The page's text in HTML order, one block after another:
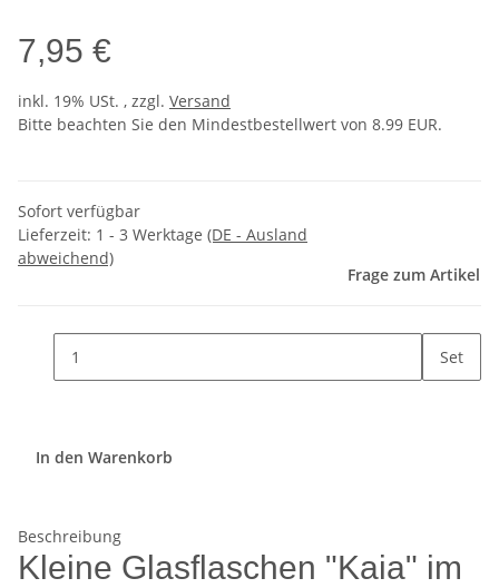
7,95 €
inkl. 19% USt. , zzgl. Versand
Bitte beachten Sie den Mindestbestellwert von 8.99 EUR.
Sofort verfügbar
Lieferzeit: 1 - 3 Werktage (DE - Ausland
abweichend)
Frage zum Artikel
Set
In den Warenkorb
Beschreibung
Kleine Glasflaschen "Kaia" im